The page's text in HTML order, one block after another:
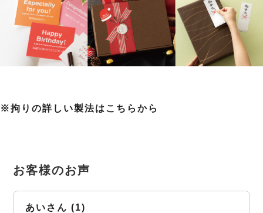
※拘りの詳しい製法はこちらから
あい 1